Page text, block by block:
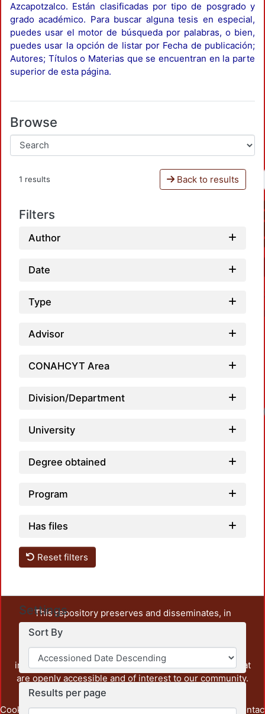
Azcapotzalco. Están clasificadas por tipo de posgrado y
grado académico. Para buscar alguna tesis en especial,
puedes usar el motor de búsqueda por palabras, o bien,
puedes usar la opción de listar por Fecha de publicación;
Autores; Títulos o Materias que se encuentran en la parte
superior de esta página.
Browse
1 results Back to results
Filters
Author
Date
Type
Advisor
CONAHCYT Area
Division/Department
University
Degree obtained
Program
Has files
Reset filters
Settings
Sort By
Results per page
This repository preserves and disseminates, in
unrestricted open access, the teaching and research
output of UAM Azcapotzalco. It also includes some
administrative and graphic documents from the
institution, as well as content from other institutions that
are openly accessible and of interest to our community.
Cookie Privacy End User Send